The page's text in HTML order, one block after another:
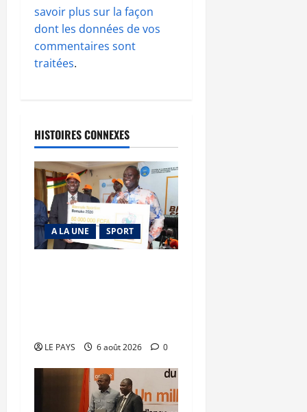
savoir plus sur la façon
dont les données de vos
commentaires sont
traitées.
HISTOIRES CONNEXES
A LA UNE SPORT
LE PAYS 6 août 2026 0